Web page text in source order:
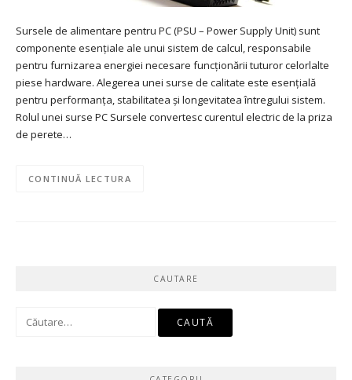
Sursele de alimentare pentru PC (PSU – Power Supply Unit) sunt
componente esențiale ale unui sistem de calcul, responsabile
pentru furnizarea energiei necesare funcționării tuturor celorlalte
piese hardware. Alegerea unei surse de calitate este esențială
pentru performanța, stabilitatea și longevitatea întregului sistem.
Rolul unei surse PC Sursele convertesc curentul electric de la priza
de perete…
CONTINUĂ LECTURA
CAUTARE
Caută